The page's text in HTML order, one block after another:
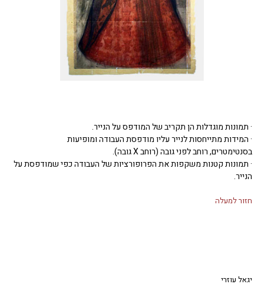
· תמונות מוגדלות הן תקריב של המודפס על הנייר.
· המידות מתייחסות לנייר עליו מודפסת העבודה ומופיעות
בסנטימטרים, רוחב לפני גובה (רוחב X גובה).
· תמונות קטנות משקפות את הפרופורציות של העבודה כפי שמודפסת על
הנייר.
חזור למעלה
יגאל עוזרי